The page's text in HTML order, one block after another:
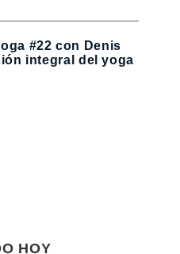
#22 con Denis
integral del yoga
HOY